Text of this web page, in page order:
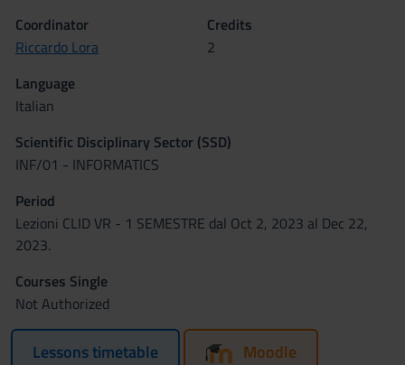
Coordinator
Riccardo Lora
Credits
2
Language
Italian
Scientific Disciplinary Sector (SSD)
INF/01 - INFORMATICS
Period
Lezioni CLID VR - 1 SEMESTRE dal Oct 2, 2023 al Dec 22,
2023.
Courses Single
Not Authorized
Lessons timetable Moodle